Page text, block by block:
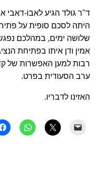
ד"ר גולד הגיע לאבו-דאבי
היתה לסכם סופית על
אמין ודן איתו בפתיחת
רבות למען האפשרות של
ערב הסעודית בפרט.
האזינו לדבריו.